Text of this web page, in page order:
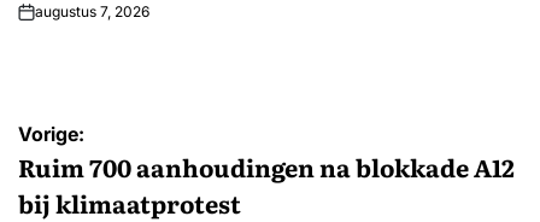
augustus 7, 2026
Bericht
navigatie
Vorige:
Ruim 700 aanhoudingen na blokkade A12
bij klimaatprotest